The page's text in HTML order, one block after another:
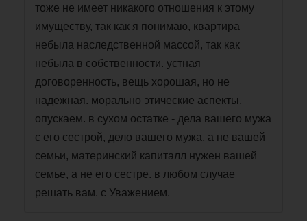
тоже не имеет никакого отношения к этому
имуществу, так как я понимаю, квартира
небыла наследственной массой, так как
небыла в собственности. устная
договоренность, вещь хорошая, но не
надежная. морально этические аспекты,
опускаем. в сухом остатке - дела вашего мужа
с его сестрой, дело вашего мужа, а не вашей
семьи, материнский капиталл нужен вашей
семье, а не его сестре. в любом случае
решать вам. с Уважением.